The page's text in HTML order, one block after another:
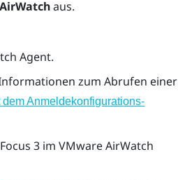
aus.
Agent.
zum Abrufen einer
dem Anmeldekonfigurations-
3 imVMware AirWatch